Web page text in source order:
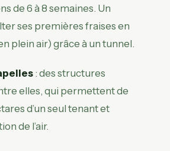
de 6 à 8 semaines. Un
ses premières fraises en
plein air) grâce à un tunnel.
: des structures
elles, qui permettent de
d’un seul tenant et
de l’air.